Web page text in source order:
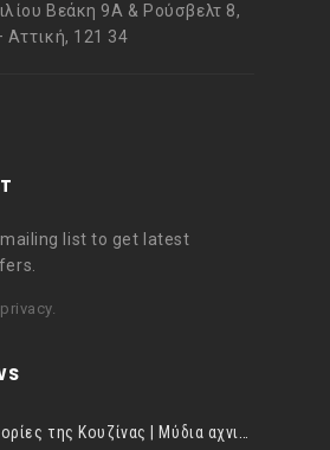
Βεάκη 9Α & Ρούσβελτ 8,
Αττική, 121 34
list to get latest
ιστορίες της Κουζίνας | Μύδια αχνιστά σβησμένα με λευκό κρασί!